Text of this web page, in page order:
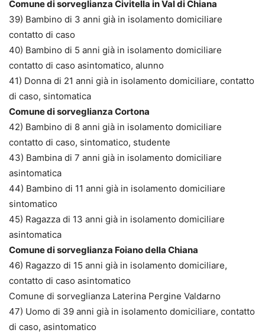
Comune di sorveglianza Civitella in Val di Chiana
39) Bambino di 3 anni già in isolamento domiciliare
contatto di caso
40) Bambino di 5 anni già in isolamento domiciliare
contatto di caso asintomatico, alunno
41) Donna di 21 anni già in isolamento domiciliare, contatto
di caso, sintomatica
Comune di sorveglianza Cortona
42) Bambino di 8 anni già in isolamento domiciliare
contatto di caso, sintomatico, studente
43) Bambina di 7 anni già in isolamento domiciliare
asintomatica
44) Bambino di 11 anni già in isolamento domiciliare
sintomatico
45) Ragazza di 13 anni già in isolamento domiciliare
asintomatica
Comune di sorveglianza Foiano della Chiana
46) Ragazzo di 15 anni già in isolamento domiciliare,
contatto di caso asintomatico
Comune di sorveglianza Laterina Pergine Valdarno
47) Uomo di 39 anni già in isolamento domiciliare, contatto
di caso, asintomatico